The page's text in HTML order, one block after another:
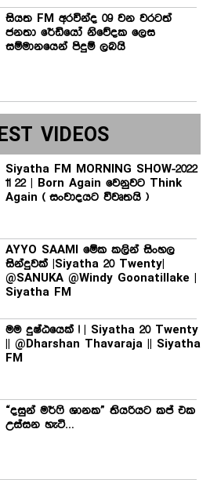
සියත FM අරවින්ද 09 වන වරටත්
ජනතා රේඩියෝ නිවේදක ලෙස
සම්මානයෙන් පිදුම් ලබයි
VIDEOS
Siyatha FM MORNING SHOW-2022
11 22 | Born Again වෙනුවට Think
Again ( සංවාදයට විවෘතයි )
AYYO SAAMI මේක කලින් සිංහල
සින්දුවක් |Siyatha 20 Twenty|
@SANUKA @Windy Goonatillake |
Siyatha FM
මම දුෂ්ඨයෙක් ! | Siyatha 20 Twenty
|| @Dharshan Thavaraja || Siyatha
FM
“දසුන් මර්ෆි ශානක” තියරියට කප් එක
උස්සන හැටි…